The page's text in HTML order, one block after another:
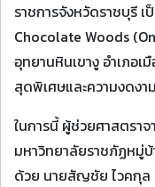
ราชการจังหวัดราชบุรี เ
Chocolate Woods
อุทยานหินเขางู อำเภอ
สุดพิเศษและความงดงา
ในการนี้ ผู้ช่วยศาสตรา
มหาวิทยาลัยราชภัฏหมู่
ด้วย นายสัญชัย ไวคกุล